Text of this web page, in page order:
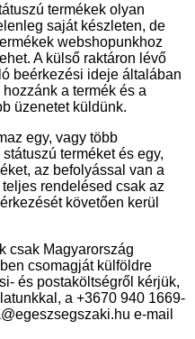
termékek olyan
saját készleten, de
webshopunkhoz
A külső raktáron lévő
beérkezési ideje általában
a termék és a
üzenetet küldünk.
egy, vagy több
terméket és egy,
az befolyással van a
rendelésed csak az
követően kerül
csak Magyarország
csomagját külföldre
és postaköltségről kérjük,
a +3670 940 1669-
e-mail